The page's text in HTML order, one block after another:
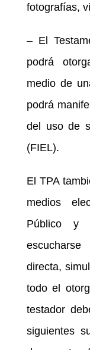
fotografías,
– El
podrá
medio de
podrá
del uso de
(FIEL).
El TPA
medios
Público y
directa,
todo el
testador
siguientes